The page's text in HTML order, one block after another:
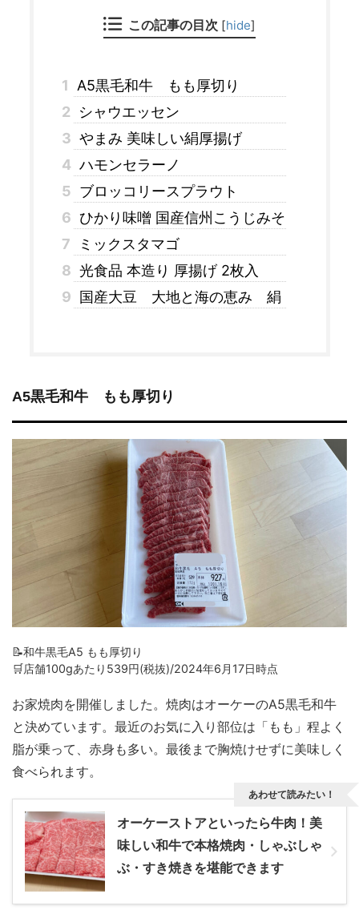
この記事の目次 [hide]
1
A5黒毛和牛 もも厚切り
2
シャウエッセン
3 やまみ 美味しい絹厚揚げ
4 ハモンセラーノ
5 ブロッコリースプラウト
6 ひかり味噌 国産信州こうじみそ
7
ミックスタマゴ
8 光食品 本造り 厚揚げ 2枚入
9
国産大豆 大地と海の恵み 絹
A5黒毛和牛 もも厚切り
📝和牛黒毛A5 もも厚切り
🛒店舗100gあたり539円(税抜)/2024年6月17日時点
お家焼肉を開催しました。焼肉はオーケーのA5黒毛和牛
と決めています。最近のお気に入り部位は「もも」程よく
脂が乗って、赤身も多い。最後まで胸焼けせずに美味しく
食べられます。
オーケーストアといったら牛肉！美
味しい和牛で本格焼肉・しゃぶしゃ
ぶ・すき焼きを堪能できます
あわせて読みたい！